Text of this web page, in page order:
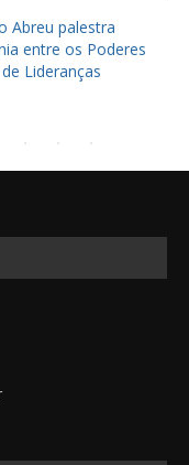
Abreu palestra
entre os Poderes
Lideranças